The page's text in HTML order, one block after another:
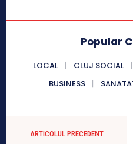
Popular
LOCAL CLUJ SOCIAL
BUSINESS
ARTICOLUL PRECEDENT